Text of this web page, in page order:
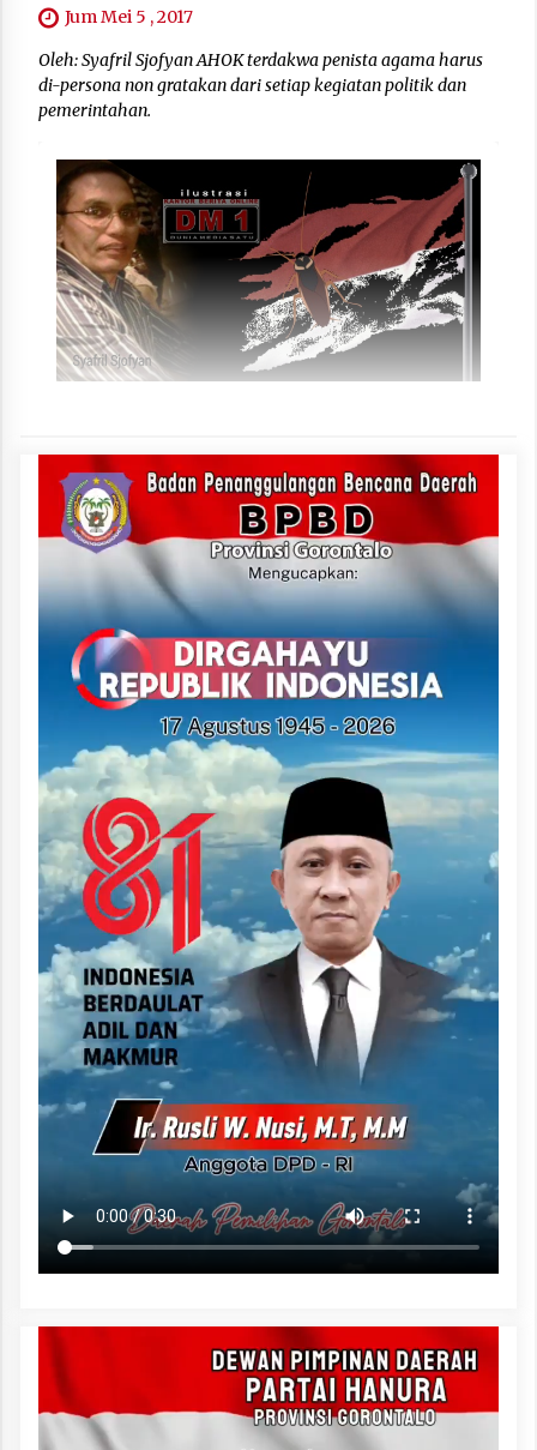
Jum Mei 5 , 2017
Oleh: Syafril Sjofyan AHOK terdakwa penista agama harus
di-persona non gratakan dari setiap kegiatan politik dan
pemerintahan.